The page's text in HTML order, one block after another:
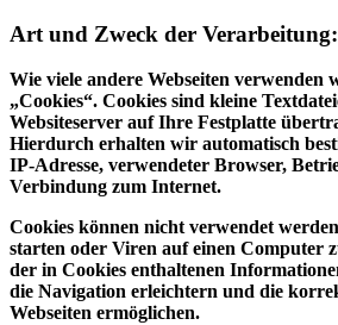
Art und Zweck der Verarbeitung:
Wie viele andere Webseiten verwenden
„Cookies“. Cookies sind kleine
Websiteserver auf Ihre Festplatte
Hierdurch erhalten wir automatisch
IP-Adresse, verwendeter Browser,
Verbindung zum Internet.
Cookies können nicht verwendet
starten oder Viren auf einen Computer
der in Cookies enthaltenen
die Navigation erleichtern und die
Webseiten ermöglichen.